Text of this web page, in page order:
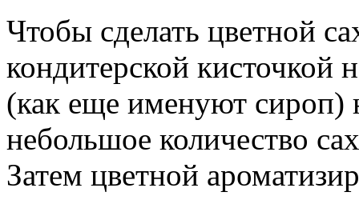
Чтобы сделать цветной
кондитерской кисточкой
(как еще именуют сироп)
небольшое количество
Затем цветной